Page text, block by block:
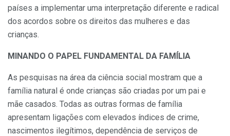
países a implementar uma interpretação diferente e radical
dos acordos sobre os direitos das mulheres e das
crianças.
MINANDO O PAPEL FUNDAMENTAL DA FAMÍLIA
As pesquisas na área da ciência social mostram que a
família natural é onde crianças são criadas por um pai e
mãe casados. Todas as outras formas de família
apresentam ligações com elevados índices de crime,
nascimentos ilegítimos, dependência de serviços de